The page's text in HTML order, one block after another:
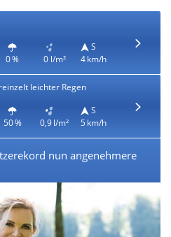
0 % 0 l/m²
S
4 km/h
leichter Regen
50 % 0,9 l/m²
S
5 km/h
nun angenehmere